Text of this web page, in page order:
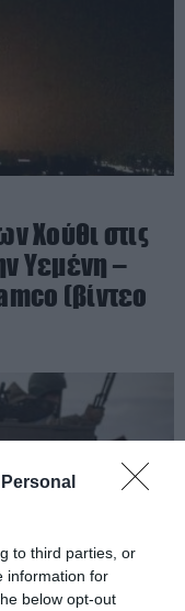
to third parties, or
information for
below opt-out
Χούθι στις
Υεμένη –
(βίντεο